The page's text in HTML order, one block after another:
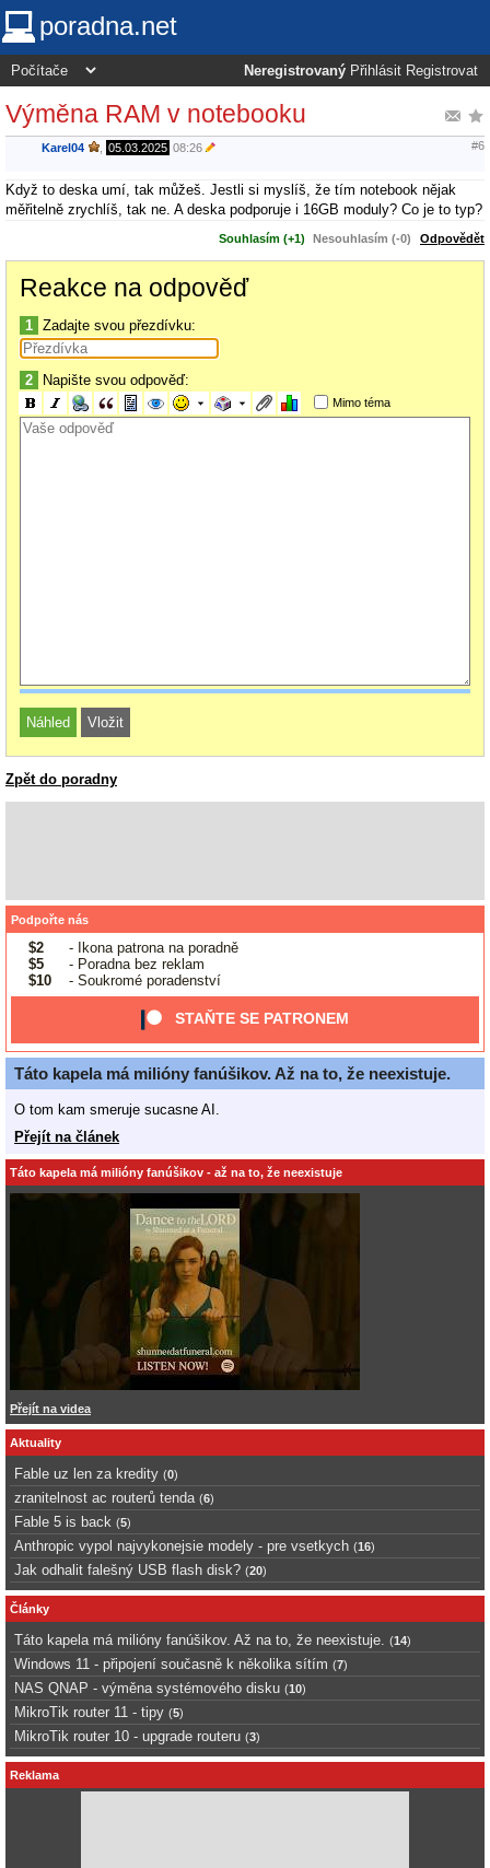
poradna.net
Neregistrovaný Přihlásit Registrovat
Výměna RAM v notebooku
Karel04 05.03.2025 08:26 #6
Když to deska umí, tak můžeš. Jestli si myslíš, že tím notebook nějak
měřitelně zrychlíš, tak ne. A deska podporuje i 16GB moduly? Co je to typ?
Souhlasím (+1) Nesouhlasím (-0) Odpovědět
Reakce na odpověď
1 Zadajte svou přezdívku:
2 Napište svou odpověď:
Mimo téma
Zpět do poradny
Podpořte nás
$2
- Ikona patrona na poradně
$5
- Poradna bez reklam
$10
- Soukromé poradenství
STAŇTE SE PATRONEM
Táto kapela má milióny fanúšikov. Až na to, že neexistuje.
O tom kam smeruje sucasne AI.
Přejít na článek
Táto kapela má milióny fanúšikov - až na to, že neexistuje
Přejít na videa
Aktuality
Fable uz len za kredity (0)
zranitelnost ac routerů tenda (6)
Fable 5 is back (5)
Anthropic vypol najvykonejsie modely - pre vsetkych (16)
Jak odhalit falešný USB flash disk? (20)
Články
Táto kapela má milióny fanúšikov. Až na to, že neexistuje. (14)
Windows 11 - připojení současně k několika sítím (7)
NAS QNAP - výměna systémového disku (10)
MikroTik router 11 - tipy (5)
MikroTik router 10 - upgrade routeru (3)
Reklama